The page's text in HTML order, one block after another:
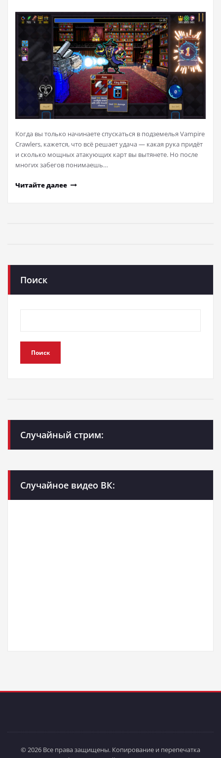
Когда вы только начинаете спускаться в подземелья Vampire
Crawlers, кажется, что всё решает удача — какая рука придёт
и сколько мощных атакующих карт вы вытянете. Но после
многих забегов понимаешь…
Читайте далее
Поиск
Поиск
Случайный стрим:
Случайное видео ВК:
© 2026 Все права защищены. Копирование и перепечатка